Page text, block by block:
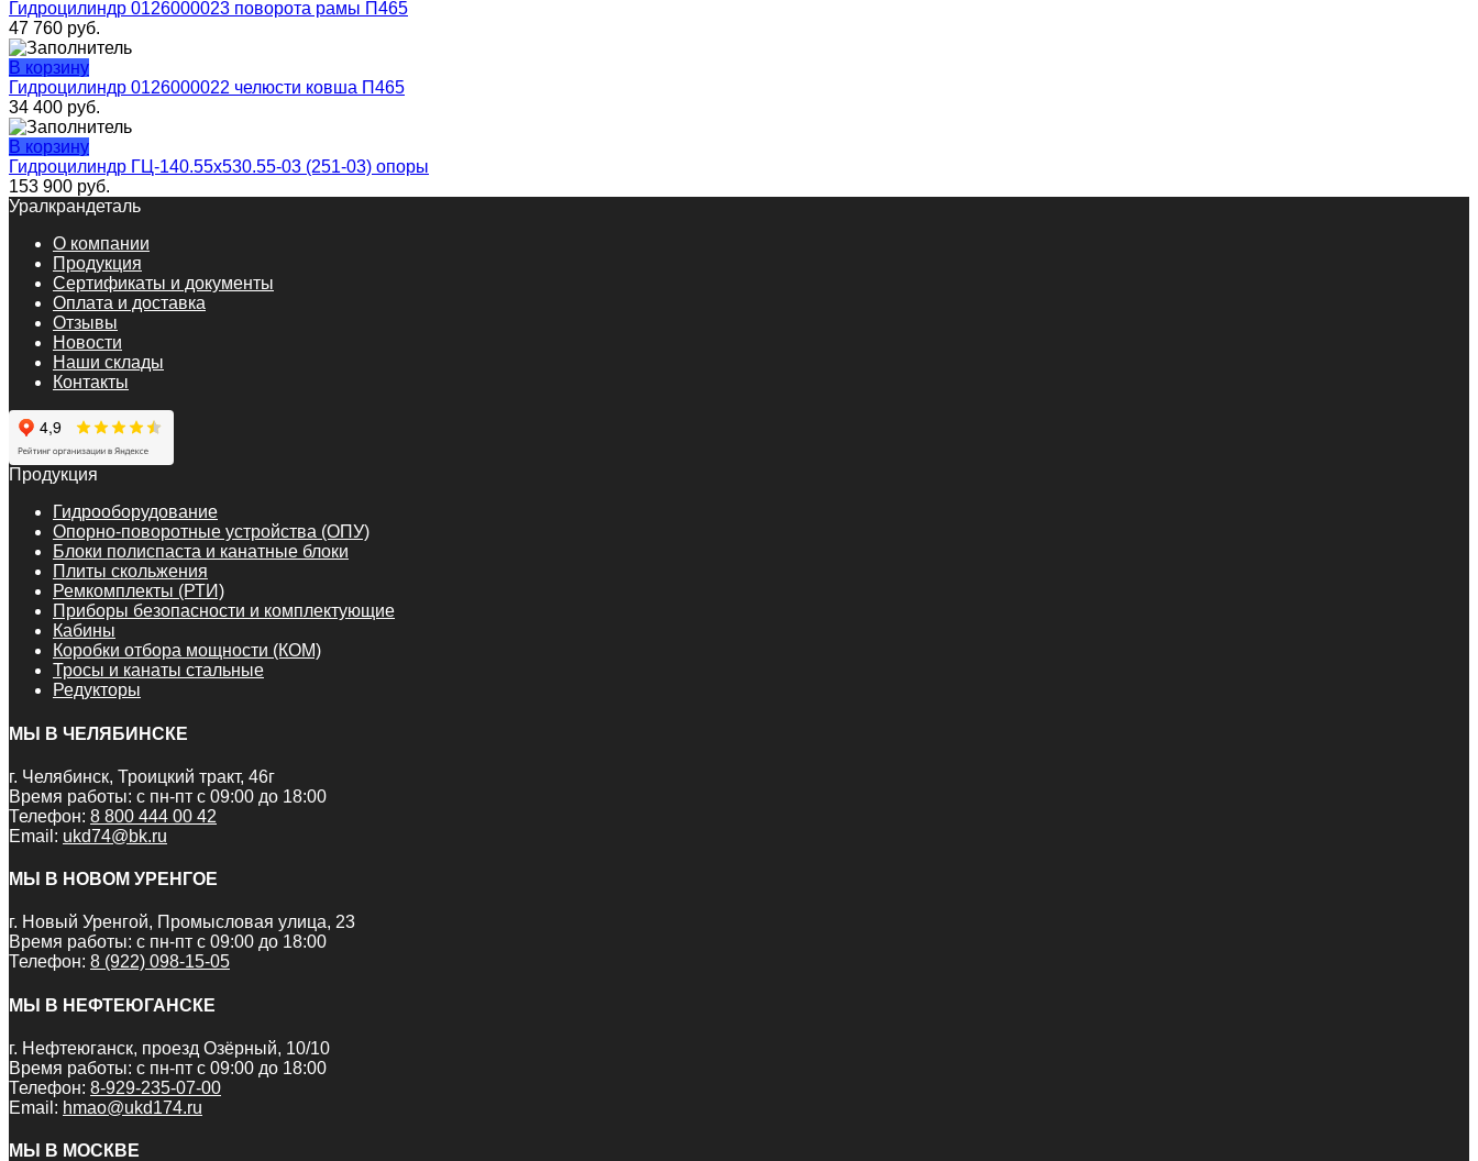
Гидроцилиндр 0126000023 поворота рамы П465
47 760 руб.
В корзину
Гидроцилиндр 0126000022 челюсти ковша П465
34 400 руб.
В корзину
Гидроцилиндр ГЦ-140.55х530.55-03 (251-03) опоры
153 900 руб.
Уралкрандеталь
О компании
Продукция
Сертификаты и документы
Оплата и доставка
Отзывы
Новости
Наши склады
Контакты
Продукция
Гидрооборудование
Опорно-поворотные устройства (ОПУ)
Блоки полиспаста и канатные блоки
Плиты скольжения
Ремкомплекты (РТИ)
Приборы безопасности и комплектующие
Кабины
Коробки отбора мощности (КОМ)
Тросы и канаты стальные
Редукторы
МЫ В ЧЕЛЯБИНСКЕ
г. Челябинск, Троицкий тракт, 46г
Время работы: с пн-пт с 09:00 до 18:00
Телефон: 8 800 444 00 42
Email: ukd74@bk.ru
МЫ В НОВОМ УРЕНГОЕ
г. Новый Уренгой, Промысловая улица, 23
Время работы: с пн-пт с 09:00 до 18:00
Телефон: 8 (922) 098-15-05
МЫ В НЕФТЕЮГАНСКЕ
г. Нефтеюганск, проезд Озёрный, 10/10
Время работы: с пн-пт с 09:00 до 18:00
Телефон: 8-929-235-07-00
Email: hmao@ukd174.ru
МЫ В МОСКВЕ